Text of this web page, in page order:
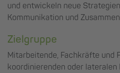
und entwickeln neue
Kommunikation und
Zielgruppe
Mitarbeitende, Fachkräfte und
koordinierenden oder lateralen